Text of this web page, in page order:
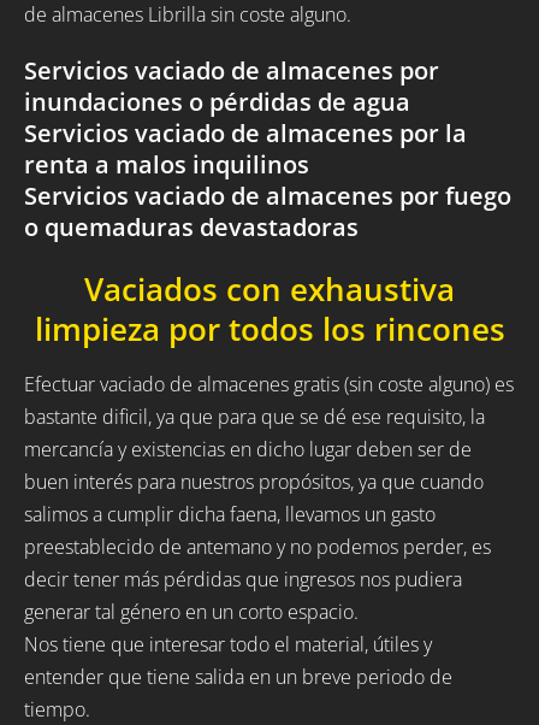
de almacenes Librilla sin coste alguno.
Servicios vaciado de almacenes por
inundaciones o pérdidas de agua
Servicios vaciado de almacenes por la
renta a malos inquilinos
Servicios vaciado de almacenes por fuego
o quemaduras devastadoras
Vaciados con exhaustiva
limpieza por todos los rincones
Efectuar vaciado de almacenes gratis (sin coste alguno) es
bastante dificil, ya que para que se dé ese requisito, la
mercancía y existencias en dicho lugar deben ser de
buen interés para nuestros propósitos, ya que cuando
salimos a cumplir dicha faena, llevamos un gasto
preestablecido de antemano y no podemos perder, es
decir tener más pérdidas que ingresos nos pudiera
generar tal género en un corto espacio.
Nos tiene que interesar todo el material, útiles y
entender que tiene salida en un breve periodo de
tiempo.